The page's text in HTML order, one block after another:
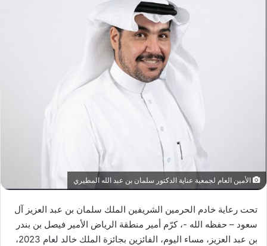
الأمين العام لجمعية عناية الدكتور سلمان بن عبد الله المطيري
تحت رعاية خادم الحرمين الشريفين الملك سلمان بن عبد العزيز آل
سعود – حفظه الله -، كرّم أمير منطقة الرياض الأمير فيصل بن بندر
بن عبد العزيز، مساء اليوم، الفائزين بجائزة الملك خالد لعام 2023،